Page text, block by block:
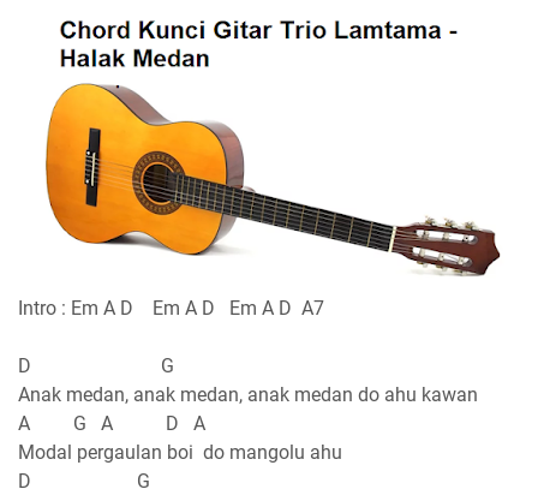
Intro : Em A D Em A D Em A D A7
D G
Anak medan, anak medan, anak medan do ahu kawan
A G A D A
Modal pergaulan boi do mangolu ahu
D G